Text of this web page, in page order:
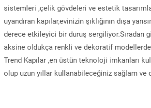
sistemleri ,çelik gövdeleri ve estetik
uyandıran kapılar,evinizin şıklığının dışa
derece etkileyici bir duruş sergiliyor.Sıradan
aksine oldukça renkli ve dekoratif
Trend Kapılar ,en üstün teknoloji imkanları
olup uzun yıllar kullanabileceğiniz sağlam ve